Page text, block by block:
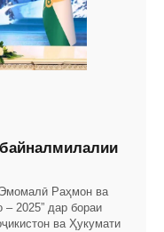
Раҳмон ва
2025” дар бораи
ва Ҳукумати